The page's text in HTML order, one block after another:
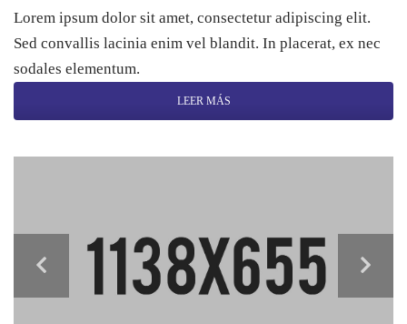
Lorem ipsum dolor sit amet, consectetur adipiscing elit.
Sed convallis lacinia enim vel blandit. In placerat, ex nec
sodales elementum.
LEER MÁS